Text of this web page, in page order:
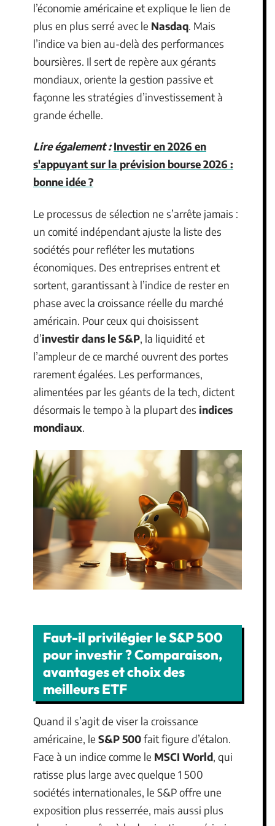
l’économie américaine et explique le lien de
plus en plus serré avec le Nasdaq. Mais
l’indice va bien au-delà des performances
boursières. Il sert de repère aux gérants
mondiaux, oriente la gestion passive et
façonne les stratégies d’investissement à
grande échelle.
Lire également : Investir en 2026 en
s'appuyant sur la prévision bourse 2026 :
bonne idée ?
Le processus de sélection ne s’arrête jamais :
un comité indépendant ajuste la liste des
sociétés pour refléter les mutations
économiques. Des entreprises entrent et
sortent, garantissant à l’indice de rester en
phase avec la croissance réelle du marché
américain. Pour ceux qui choisissent
d’investir dans le S&P, la liquidité et
l’ampleur de ce marché ouvrent des portes
rarement égalées. Les performances,
alimentées par les géants de la tech, dictent
désormais le tempo à la plupart des indices
mondiaux.
Faut-il privilégier le S&P 500
pour investir ? Comparaison,
avantages et choix des
meilleurs ETF
Quand il s’agit de viser la croissance
américaine, le S&P 500fait figure d’étalon.
Face à un indice comme le MSCI World, qui
ratisse plus large avec quelque 1 500
sociétés internationales, le S&P offre une
exposition plus resserrée, mais aussi plus